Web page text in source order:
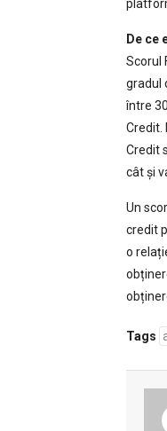
De ce
Scorul
gradul
între
Credit.
Credit
cât și
Un
credit
o
Tags